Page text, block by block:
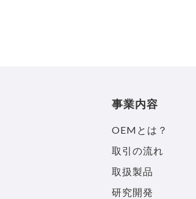
事業内容
OEMとは？
取引の流れ
取扱製品
研究開発